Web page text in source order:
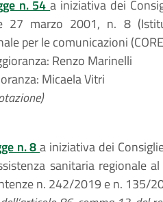
n. 54a iniziativa dei
27 marzo 2001, n. 8
per le comunicazioni
Renzo Marinelli
Micaela Vitri
n. 8a iniziativa dei
sanitaria regionale
n. 242/2019 e n. 135/